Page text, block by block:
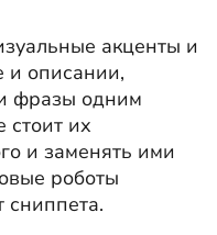
акценты и
и описании,
фразы одним
их
и заменять ими
роботы
сниппета.